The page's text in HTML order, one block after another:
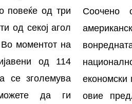
повеќе од три
од секој агол
Во моментот на
од 114
се зголемува
да ги
Соочено
економски
овие